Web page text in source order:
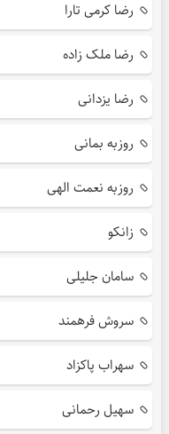
رضا کرمی تارا
رضا ملک زاده
رضا یزدانی
روزبه بمانی
روزبه نعمت الهی
زانکو
سامان جلیلی
سروش فرهمند
سهراب پاکزاد
سهیل رحمانی